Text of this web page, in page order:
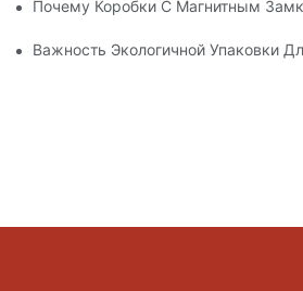
Почему Коробки С Магнитным
Важность Экологичной Упаковки